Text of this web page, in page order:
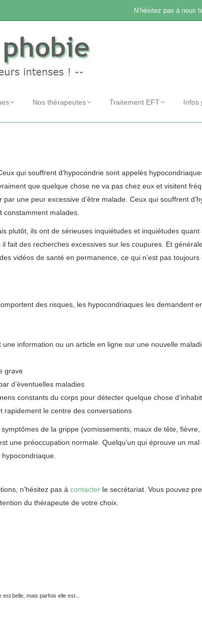
N’hésitez pas à nous
Nos thérapeutes Traitement EFT Infos
qui souffrent d’hypocondrie sont appelés
que quelque chose ne va pas chez eux et visitent
une peur excessive d’être malade. Ceux qui souffrent
constamment malades.
plutôt, ils ont de sérieuses inquiétudes et inquiétudes quant
fait des recherches excessives sur les coupures. Et
vidéos de santé en permanence, ce qui n’est pas toujours
des risques, les hypocondriaques les demandent
information ou un article en ligne sur une nouvelle
grave
d’éventuelles maladies
constants du corps pour détecter quelque chose
rapidement le centre des conversations
de la grippe (vomissements, maux de tête,
une préoccupation normale. Quelqu’un qui éprouve un mal
n’hésitez pas à contacter le secrétariat. Vous pouvez
du thérapeute de votre choix.
belle, mais parfois elle est...